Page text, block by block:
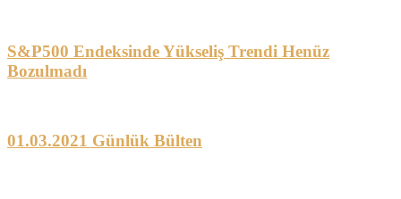
S&P500 Endeksinde Yükseliş Trendi Henüz
Bozulmadı
01.03.2021 Günlük Bülten